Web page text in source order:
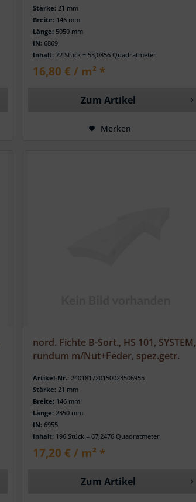
Stärke: 21 mm
Breite: 146 mm
Länge: 5050 mm
IN: 6869
Inhalt: 72 Stück = 53,0856 Quadratmeter
16,80 € / m² *
Zum Artikel
Merken
nord. Fichte B-Sort., HS 101, SYSTEM,
rundum m/Nut+Feder, spez.getr.
Artikel-Nr.: 240181720150023506955
Stärke: 21 mm
Breite: 146 mm
Länge: 2350 mm
IN: 6955
Inhalt: 196 Stück = 67,2476 Quadratmeter
17,20 € / m² *
Zum Artikel